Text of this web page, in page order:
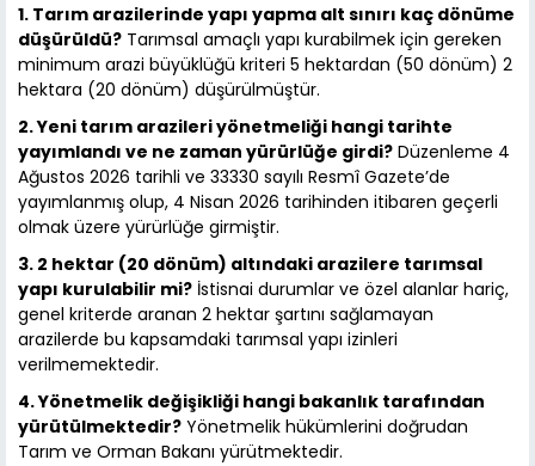
1. Tarım arazilerinde yapı yapma alt sınırı kaç dönüme
düşürüldü? Tarımsal amaçlı yapı kurabilmek için gereken
minimum arazi büyüklüğü kriteri 5 hektardan (50 dönüm) 2
hektara (20 dönüm) düşürülmüştür.
2. Yeni tarım arazileri yönetmeliği hangi tarihte
yayımlandı ve ne zaman yürürlüğe girdi? Düzenleme 4
Ağustos 2026 tarihli ve 33330 sayılı Resmî Gazete’de
yayımlanmış olup, 4 Nisan 2026 tarihinden itibaren geçerli
olmak üzere yürürlüğe girmiştir.
3. 2 hektar (20 dönüm) altındaki arazilere tarımsal
yapı kurulabilir mi? İstisnai durumlar ve özel alanlar hariç,
genel kriterde aranan 2 hektar şartını sağlamayan
arazilerde bu kapsamdaki tarımsal yapı izinleri
verilmemektedir.
4. Yönetmelik değişikliği hangi bakanlık tarafından
yürütülmektedir? Yönetmelik hükümlerini doğrudan
Tarım ve Orman Bakanı yürütmektedir.